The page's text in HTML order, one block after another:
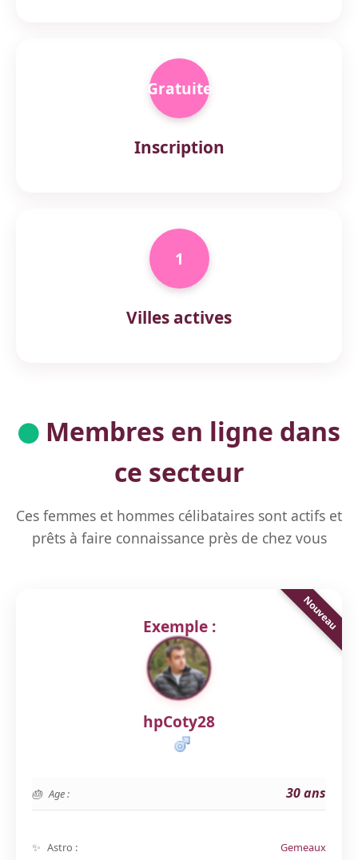
Gratuite
Inscription
1
Villes actives
Membres en ligne dans
ce secteur
Ces femmes et hommes célibataires sont actifs et
prêts à faire connaissance près de chez vous
Exemple :
hpCoty28
Age : 30 ans
Astro : Gemeaux